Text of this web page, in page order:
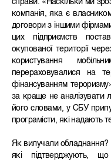
компанія, яка є
договори з іншими
цих підприємств
окупованої території
користування
перераховувалися на
фінансуванням
за краще не аналізувати
його словами, у СБУ
програмісти, які надають
Як вилучали обладнання?
які підтверджують,